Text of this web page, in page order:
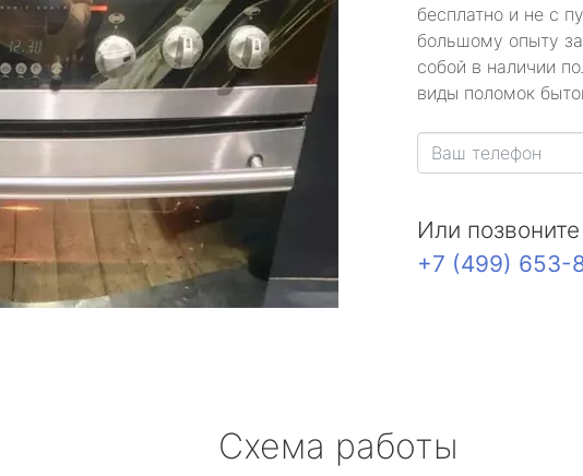
бесплатно и не с
большому опыту
собой в наличии
виды поломок
Или
+7 (499) 653-
Схема работы